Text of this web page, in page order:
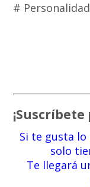
#
Si te gusta lo
solo
Te llegará